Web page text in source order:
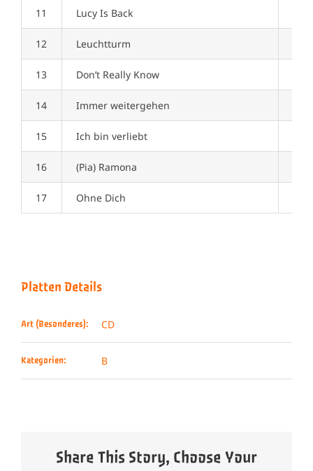
11 Lucy Is Back
12 Leuchtturm
13 Don’t Really Know
14 Immer weitergehen
15 Ich bin verliebt
16 (Pia) Ramona
17 Ohne Dich
Platten Details
Art (Besonderes): CD
Kategorien: B
Share This Story, Choose Your